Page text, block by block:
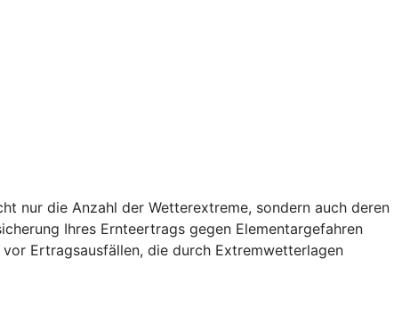
nur die Anzahl der Wetterextreme, sondern auch deren
Ihres Ernteertrags gegen Elementargefahren
Ertragsausfällen, die durch Extremwetterlagen